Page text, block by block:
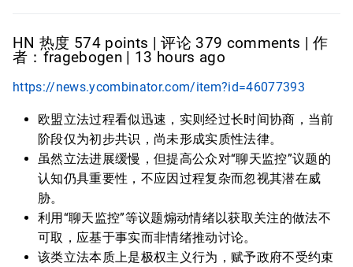
HN 热度 574 points | 评论 379 comments | 作
者：fragebogen | 13 hours ago
https://news.ycombinator.com/item?id=46077393
欧盟立法过程看似迅速，实则经过长时间协商，当前
阶段仅为初步共识，尚未形成实质性法律。
虽然立法进展缓慢，但提高公众对“聊天监控”议题的
认知仍具重要性，不应因过程复杂而忽视其潜在威
胁。
利用“聊天监控”等议题煽动情绪以获取关注的做法不
可取，应基于事实而非情绪推动讨论。
该类立法本质上是极权主义行为，赋予政府不受约束